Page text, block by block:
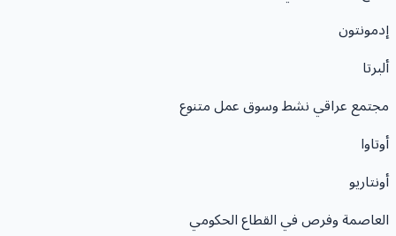
عراقي نشط وسوق عمل متنوع
وفرص في القطاع الحكومي